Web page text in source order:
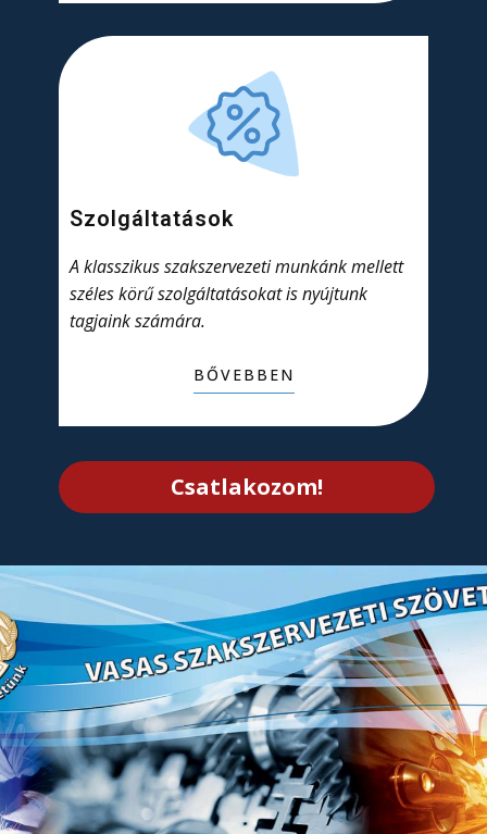
Szolgáltatások
A klasszikus szakszervezeti munkánk mellett
széles körű szolgáltatásokat is nyújtunk
tagjaink számára.
BŐVEBBEN
Csatlakozom!